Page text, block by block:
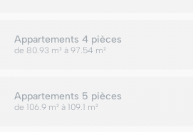
Appartements 4 pièces
de 80.93 m² à 97.54 m²
Appartements 5 pièces
de 106.9 m² à 109.1 m²